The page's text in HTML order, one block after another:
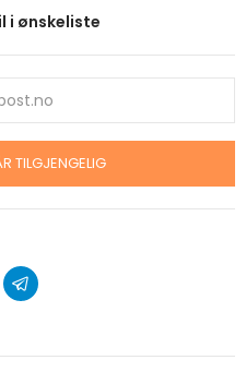
i ønskeliste
TILGJENGELIG